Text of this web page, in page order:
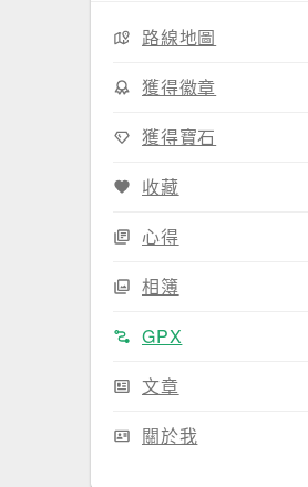
路線地圖
獲得徽章
獲得寶石
收藏
心得
相簿
GPX
文章
關於我